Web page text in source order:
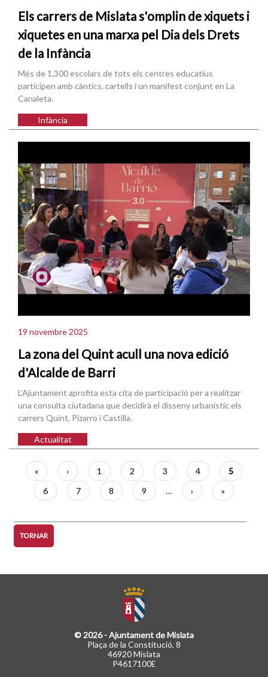
Els carrers de Mislata s'omplin de xiquets i
xiquetes en una marxa pel Dia dels Drets
de la Infància
Més de 1.300 escolars de tots els centres educatius
participen amb càntics, cartells i un manifest conjunt en La
Canaleta.
Infància
19 novembre 2025
La zona del Quint acull una nova edició
d'Alcalde de Barri
L'Ajuntament aprofita esta cita de participació per a realitzar
una consulta ciutadana que decidirà el disseny urbanístic els
carrers Quint, Pizarro i Castilla.
Actualitat
PaginacióPrimera
pàgina
«
Pàgina
anterior
‹ Pàgina
1 Pàgina
2 Pàgina
3 Pàgina
4
Pàgina
actual
5
Pàgina
6 Pàgina
7 Pàgina
8 Pàgina
9 …
Pàgina
següent
›
Última
pàgina
»
TORNAR
© 2026 - Ajuntament de Mislata
Plaça de la Constitució, 8
46920 Mislata
P4617100E